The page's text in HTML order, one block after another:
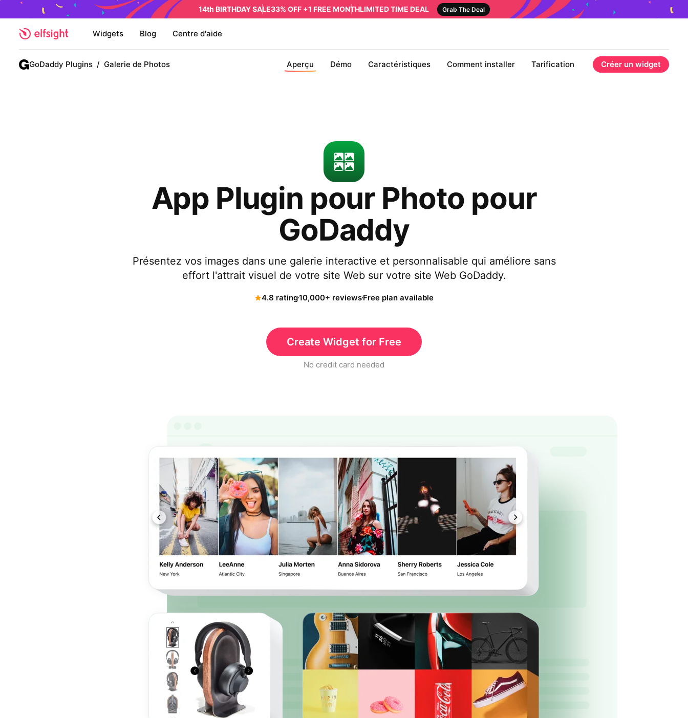
14th BIRTHDAY SALE33% OFF +1 FREE MONTHLIMITED TIME DEAL Grab The Deal
Widgets Blog Centre d'aide
GoDaddy Plugins / Galerie de Photos Aperçu Démo Caractéristiques Comment installer Tarification Créer un widget
App Plugin pour Photo pour
GoDaddy
Présentez vos images dans une galerie interactive et personnalisable qui améliore sans
effort l'attrait visuel de votre site Web sur votre site Web GoDaddy.
4.8 rating10,000+ reviewsFree plan available
Create Widget for Free
No credit card needed